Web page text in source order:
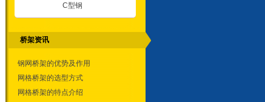
C型钢
桥架资讯
钢网桥架的优势及作用
网格桥架的选型方式
网格桥架的特点介绍